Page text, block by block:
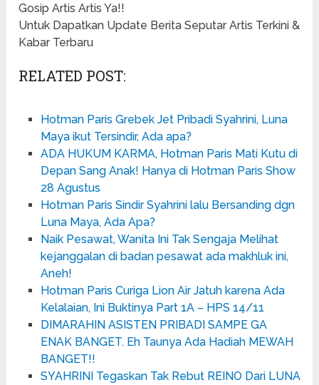
Gosip Artis Artis Ya!!
Untuk Dapatkan Update Berita Seputar Artis Terkini &
Kabar Terbaru
RELATED POST:
Hotman Paris Grebek Jet Pribadi Syahrini, Luna
Maya ikut Tersindir, Ada apa?
ADA HUKUM KARMA, Hotman Paris Mati Kutu di
Depan Sang Anak! Hanya di Hotman Paris Show
28 Agustus
Hotman Paris Sindir Syahrini lalu Bersanding dgn
Luna Maya, Ada Apa?
Naik Pesawat, Wanita Ini Tak Sengaja Melihat
kejanggalan di badan pesawat ada makhluk ini,
Aneh!
Hotman Paris Curiga Lion Air Jatuh karena Ada
Kelalaian, Ini Buktinya Part 1A – HPS 14/11
DIMARAHIN ASISTEN PRIBADI SAMPE GA
ENAK BANGET. Eh Taunya Ada Hadiah MEWAH
BANGET!!
SYAHRINI Tegaskan Tak Rebut REINO Dari LUNA